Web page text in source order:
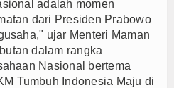
adalah momen
dari Presiden Prabowo
ujar Menteri Maman
dalam rangka
Nasional bertema
Tumbuh Indonesia Maju di